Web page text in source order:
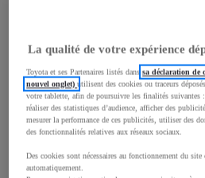
Largeur
1 832mm
Consommation mixte
La qualité de votre expérience
Toyota et ses Partenaires listés danssa déclaration de
nouvel onglet)utilisent des cookies ou traceurs
votre tablette, afin de poursuivre les finalités suivantes
réaliser des statistiques d’audience, afficher des
mesurer la performance de ces publicités, utiliser des
des fonctionnalités relatives aux réseaux sociaux.
Des cookies sont nécessaires au fonctionnement du
automatiquement.